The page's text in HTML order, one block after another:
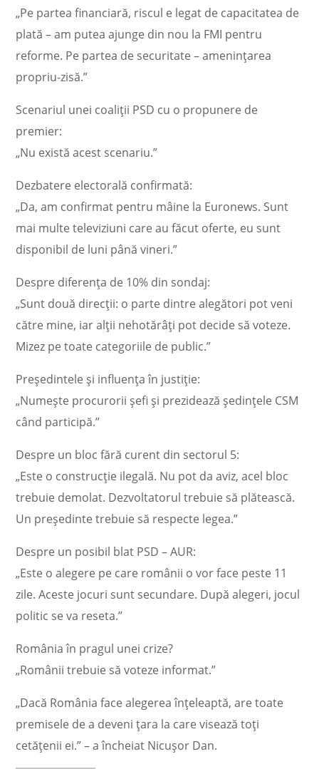
„Pe partea financiară, riscul e legat de capacitatea de
plată – am putea ajunge din nou la FMI pentru
reforme. Pe partea de securitate – amenințarea
propriu-zisă.”
Scenariul unei coaliții PSD cu o propunere de
premier:
„Nu există acest scenariu.”
Dezbatere electorală confirmată:
„Da, am confirmat pentru mâine la Euronews. Sunt
mai multe televiziuni care au făcut oferte, eu sunt
disponibil de luni până vineri.”
Despre diferența de 10% din sondaj:
„Sunt două direcții: o parte dintre alegători pot veni
către mine, iar alții nehotărâți pot decide să voteze.
Mizez pe toate categoriile de public.”
Președintele și influența în justiție:
„Numește procurorii șefi și prezidează ședințele CSM
când participă.”
Despre un bloc fără curent din sectorul 5:
„Este o construcție ilegală. Nu pot da aviz, acel bloc
trebuie demolat. Dezvoltatorul trebuie să plătească.
Un președinte trebuie să respecte legea.”
Despre un posibil blat PSD – AUR:
„Este o alegere pe care românii o vor face peste 11
zile. Aceste jocuri sunt secundare. După alegeri, jocul
politic se va reseta.”
România în pragul unei crize?
„Românii trebuie să voteze informat.”
„Dacă România face alegerea înțeleaptă, are toate
premisele de a deveni țara la care visează toți
cetățenii ei.” – a încheiat Nicușor Dan.